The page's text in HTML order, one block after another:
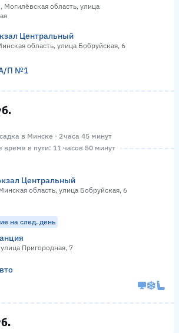
Могилёвская область, улица
Центральный
область, улица Бобруйская, 6
П №1
в Минске · 2 часа 45 минут
в пути: 11 часов 50 минут
Центральный
область, улица Бобруйская, 6
на след. день
Пригородная, 7